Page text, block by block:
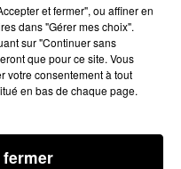
05/2024 À 11H01
et fermer", ou affiner en
dans "Gérer mes choix".
sur "Continuer sans
que pour ce site. Vous
votre consentement à tout
en bas de chaque page.